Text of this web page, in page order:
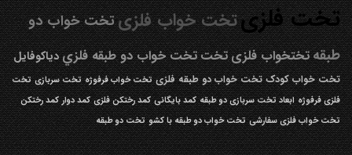
تخت فلزیتخت خواب فلزیتخت خواب دو
طبقه تختخواب فلزیتختتخت خواب دو طبقه فلزيدیاکوفایل
تخت خواب کودک تخت خواب دو طبقه فلزی تخت خواب فرفوژه تخت سربازی تخت
فلزی فرفوژه ابعاد تخت سربازی دو طبقه کمد بایگانی کمد رختکن فلزی کمد دوار کمد رختکن
تخت خواب فلزی سفارشی تخت خواب دو طبقه با کشو تخت دو طبقه